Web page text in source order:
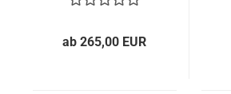
ab 265,00 EUR